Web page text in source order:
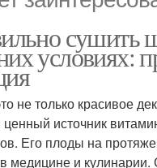
сушить
условиях:
не только красивое
ценный источник
Его плоды на
медицине и